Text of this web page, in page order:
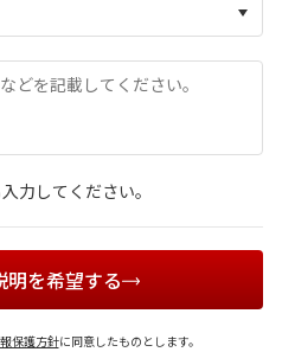
力してください。
を希望する
保護方針に同意したものとします。